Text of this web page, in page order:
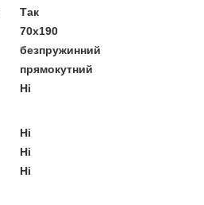
Так
70х190
безпружинний
прямокутний
Ні
Ні
Ні
Ні